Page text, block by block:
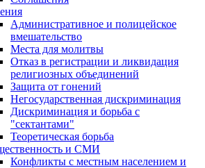
Административное и полицейское
вмешательство
Места для молитвы
Отказ в регистрации и ликвидация
религиозных объединений
Защита от гонений
Негосударственная дискриминация
Дискриминация и борьба с
"сектантами"
Теоретическая борьба
и СМИ
Конфликты с местным населением и